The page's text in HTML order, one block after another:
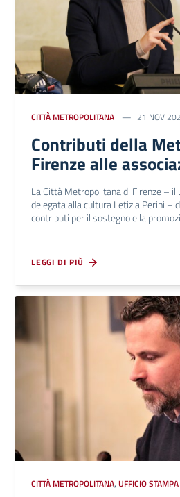
CITTÀ METROPOLITANA 21 NOV
Contributi della
Firenze alle
La Città Metropolitana di Firenze –
delegata alla cultura Letizia Perini –
contributi per il sostegno e la
LEGGI DI PIÙ
CITTÀ METROPOLITANA, UFFICIO STAMPA